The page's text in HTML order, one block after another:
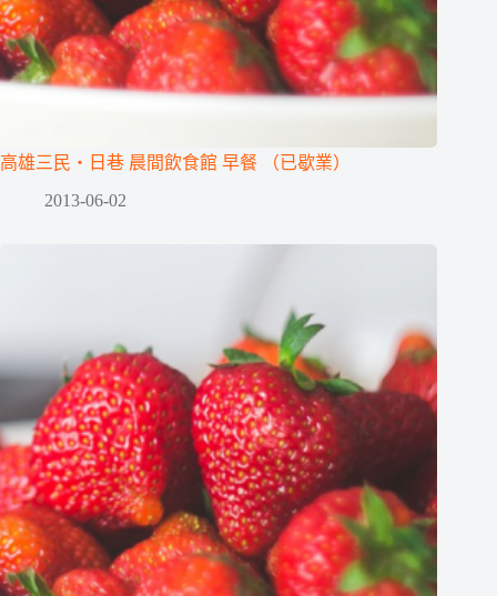
高雄三民‧日巷 晨間飲食館 早餐 （已歇業）
2013-06-02